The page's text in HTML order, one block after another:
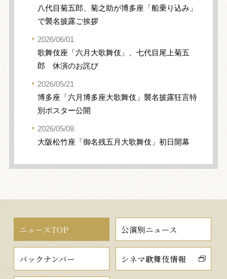
八代目菊五郎、菊之助が博多座「船乗り込み」
で襲名披露ご挨拶
2026/06/01
歌舞伎座「六月大歌舞伎」、七代目尾上菊五
郎 休演のお詫び
2026/05/21
博多座「六月博多座大歌舞伎」襲名披露狂言特
別ポスター公開
2026/05/08
大阪松竹座「御名残五月大歌舞伎」初日開幕
ニュースTOP 公演別ニュース
バックナンバー シネマ歌舞伎情報